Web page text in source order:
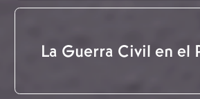
La Guerra Civil en el